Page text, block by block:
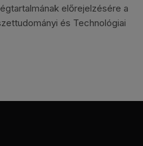
előrejelzésére a
és Technológiai